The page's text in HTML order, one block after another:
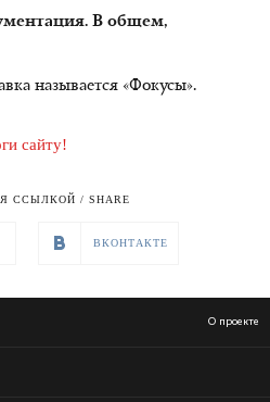
В общем,
называется «Фокусы».
сайту!
ССЫЛКОЙ / SHARE
ВКОНТАКТЕ
О проекте